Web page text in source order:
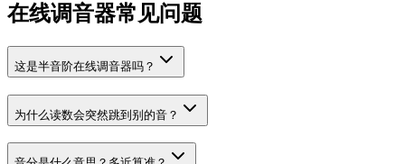
在线调音器常见问题
这是半音阶在线调音器吗？
为什么读数会突然跳到别的音？